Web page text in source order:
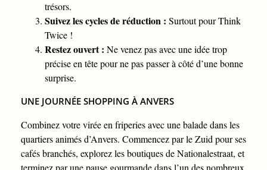
trésors.
Suivez les cycles de réduction : Surtout pour Think
Twice !
Restez ouvert : Ne venez pas avec une idée trop
précise en tête pour ne pas passer à côté d’une bonne
surprise.
UNE JOURNÉE SHOPPING À ANVERS
Combinez votre virée en friperies avec une balade dans les
quartiers animés d’Anvers. Commencez par le Zuid pour ses
cafés branchés, explorez les boutiques de Nationalestraat, et
terminez par une pause gourmande dans l’un des nombreux